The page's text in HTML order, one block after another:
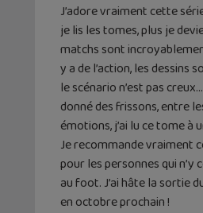
J’adore vraiment cette
je lis les tomes, plus je
matchs sont
y a de l’action, les dessins
le scénario n’est pas
donné des frissons, entre
émotions, j’ai lu ce tome à
Je recommande vraiment
pour les personnes qui n’y
au foot. J’ai hâte la sortie
en octobre prochain !